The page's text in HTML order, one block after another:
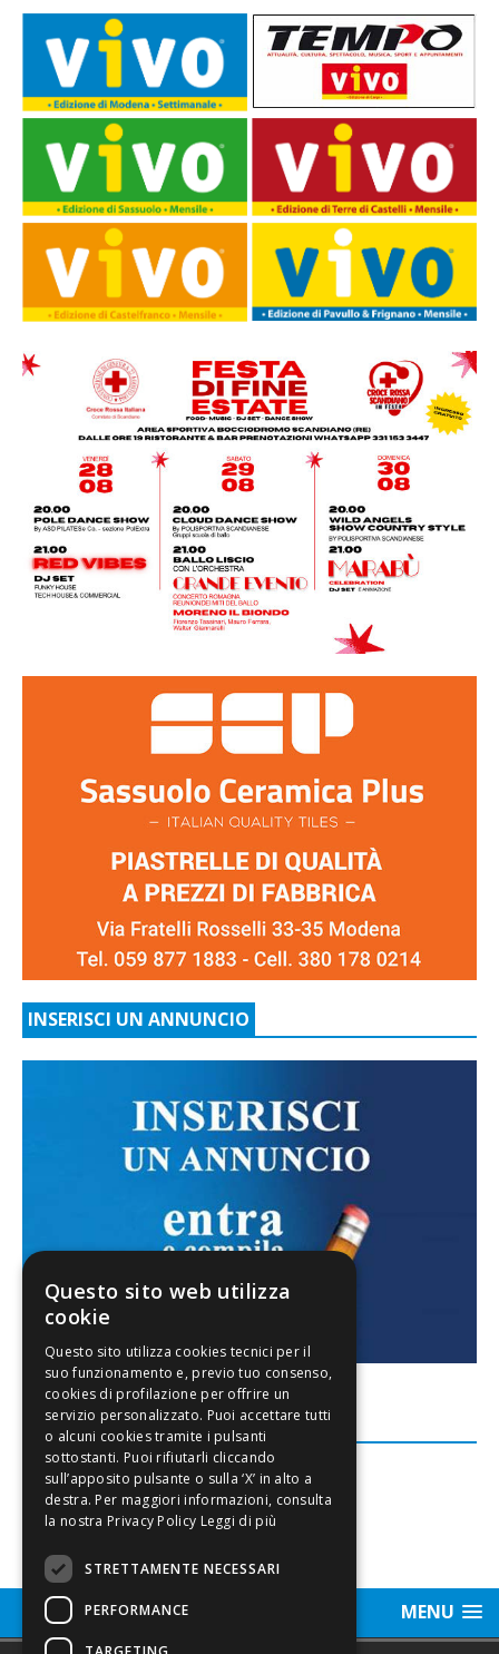
INSERISCI UN ANNUNCIO
FACEBOOK
MENU
Questo sito web utilizza
cookie
Leggi di più
STRETTAMENTE NECESSARI
PERFORMANCE